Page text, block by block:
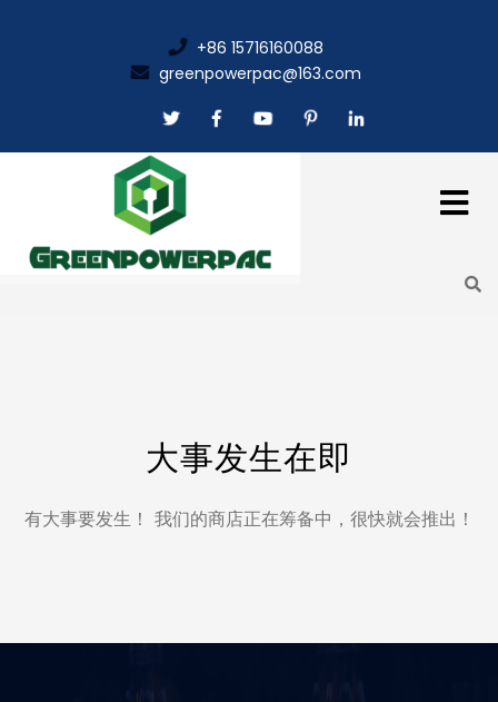
+86 15716160088
greenpowerpac@163.com
大事发生在即
有大事要发生！ 我们的商店正在筹备中，很快就会推出！